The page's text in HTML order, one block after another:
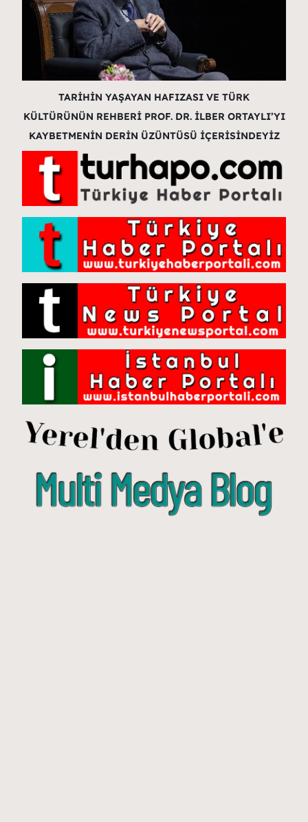
TARİHİN YAŞAYAN HAFIZASI VE TÜRK
KÜLTÜRÜNÜN REHBERİ PROF. DR. İLBER ORTAYLI’YI
KAYBETMENİN DERİN ÜZÜNTÜSÜ İÇERİSİNDEYİZ